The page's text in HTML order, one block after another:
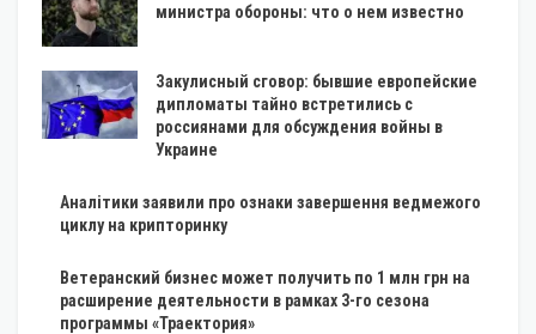
министра обороны: что о нем известно
Закулисный сговор: бывшие европейские
дипломаты тайно встретились с
россиянами для обсуждения войны в
Украине
Аналітики заявили про ознаки завершення ведмежого
циклу на крипторинку
Ветеранский бизнес может получить по 1 млн грн на
расширение деятельности в рамках 3-го сезона
программы «Траектория»